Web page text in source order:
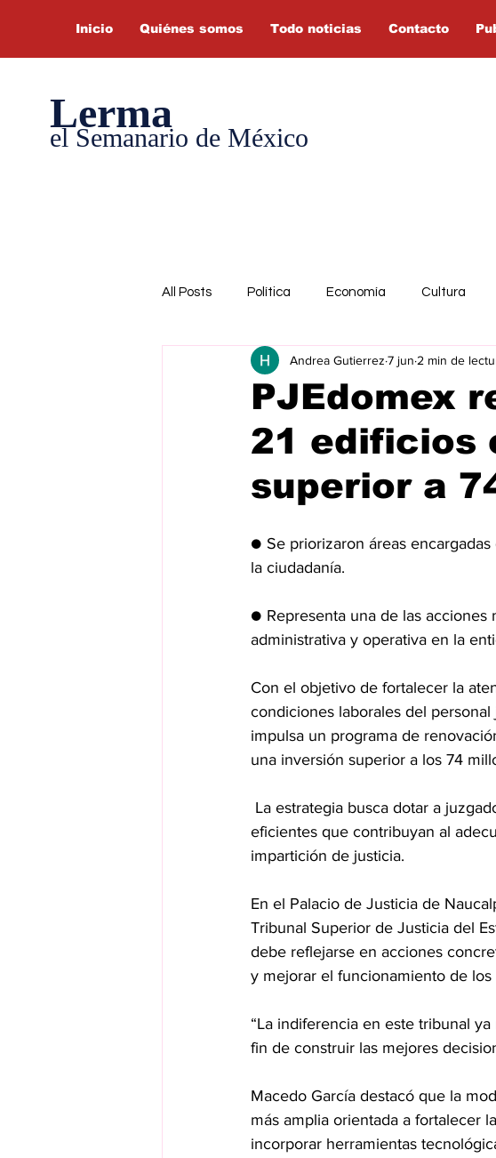
Inicio Quiénes somos Todo noticias Contacto
Lerma
el Semanario de México
All Posts Política Economía Cultura
PJEdomex
21 edificios
superior a
Andrea Gutierrez 7 jun 2 min de
● Se priorizaron áreas
la ciudadanía.
● Representa una de las acciones
administrativa y operativa en la
Con el objetivo de fortalecer la
condiciones laborales del
impulsa un programa de
una inversión superior a los 74
eficientes que contribuyan al
impartición de justicia.
En el Palacio de Justicia de
Tribunal Superior de Justicia del
debe reflejarse en acciones
y mejorar el funcionamiento de
“La indiferencia en este tribunal
fin de construir las mejores
Macedo García destacó que la
más amplia orientada a fortalecer
incorporar herramientas